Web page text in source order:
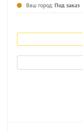
Ваш город: Под заказ